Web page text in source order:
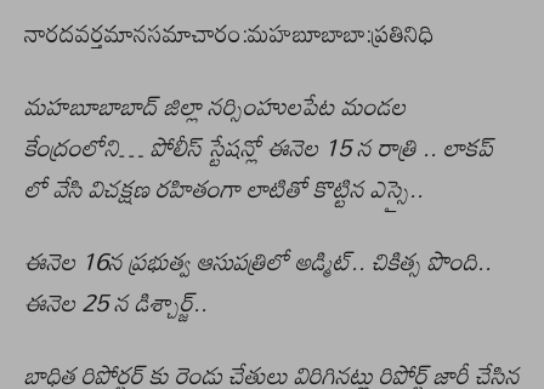
నారదవర్తమానసమాచారం:మహబూబాబా:ప్రతినిధి
మహబూబాబాద్ జిల్లా నర్సింహులపేట మండల
కేంద్రంలోని… పోలీస్ స్టేషన్లో ఈనెల 15 న రాత్రి .. లాకప్
లో వేసి విచక్షణ రహితంగా లాటితో కొట్టిన ఎస్సై..
ఈనెల 16న ప్రభుత్వ ఆసుపత్రిలో అడ్మిట్.. చికిత్స పొంది..
ఈనెల 25 న డిశ్చార్జ్..
బాధిత రిపోర్టర్ కు రెండు చేతులు విరిగినట్లు రిపోర్ట్ జారీ చేసిన